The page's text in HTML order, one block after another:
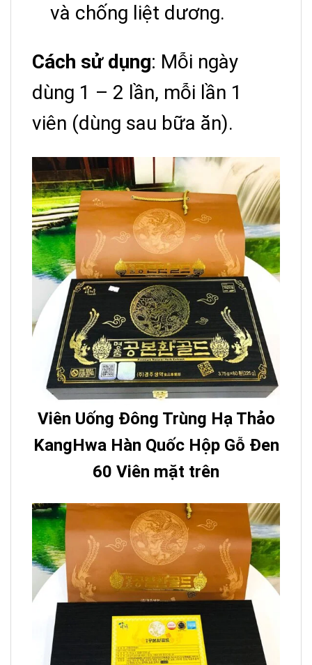
và chống liệt dương.
Cách sử dụng: Mỗi ngày
dùng 1 – 2 lần, mỗi lần 1
viên (dùng sau bữa ăn).
Viên Uống Đông Trùng Hạ Thảo
KangHwa Hàn Quốc Hộp Gỗ Đen
60 Viên mặt trên